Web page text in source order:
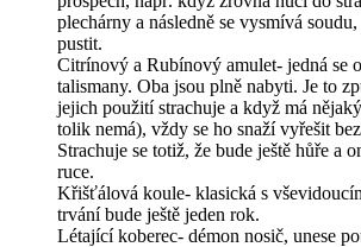
plechárny a následně se vysmívá
pustit.
Citrínový a Rubínový amulet- jedná se
talismany. Oba jsou plně nabyti. Je to
jejich použití strachuje a když má
tolik nemá), vždy se ho snaží vyřešit
Strachuje se totiž, že bude ještě hůře a
ruce.
Křišťálová koule- klasická s
trvání bude ještě jeden rok.
Létající koberec- démon nosič, unese